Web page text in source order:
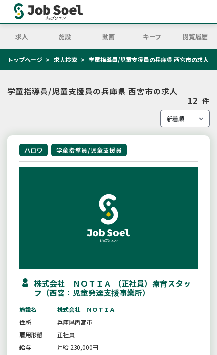
求人 施設 動画 キープ 閲覧履歴
トップページ 求人検索 学童指導員/児童支援員の兵庫県 西宮市の求人
学童指導員/児童支援員の兵庫県 西宮市の求人
12 件
ハロワ 学童指導員/児童支援員
株式会社 ＮＯＴＩＡ （正社員）療育スタッ
フ（西宮：児童発達支援事業所）
施設名
株式会社 ＮＯＴＩＡ
住所
兵庫県西宮市
雇用形態
正社員
給与
月給 230,000円